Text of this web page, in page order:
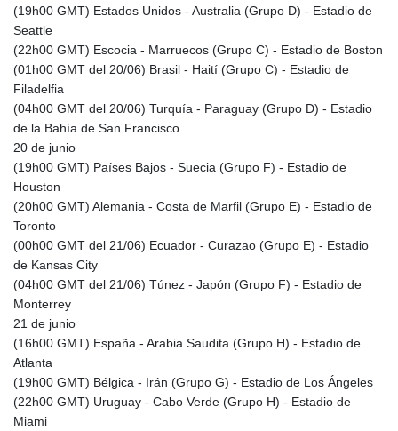
RSD 117.32364
RWF 1695.78791
SAR 4.324641
SCR 16.957784
SGD 1.477431
SOS 659.750917
STD
STN 24.505606
THB 38.130617
TMT 4.038491
TND 3.385657
(19h00 GMT) Estados Unidos - Australia (Grupo D) - Estadio de
Seattle
(22h00 GMT) Escocia - Marruecos (Grupo C) - Estadio de Boston
(01h00 GMT del 20/06) Brasil - Haití (Grupo C) - Estadio de
Filadelfia
(04h00 GMT del 20/06) Turquía - Paraguay (Grupo D) - Estadio
de la Bahía de San Francisco
20 de junio
(19h00 GMT) Países Bajos - Suecia (Grupo F) - Estadio de
Houston
(20h00 GMT) Alemania - Costa de Marfil (Grupo E) - Estadio de
Toronto
(00h00 GMT del 21/06) Ecuador - Curazao (Grupo E) - Estadio
de Kansas City
(04h00 GMT del 21/06) Túnez - Japón (Grupo F) - Estadio de
Monterrey
21 de junio
(16h00 GMT) España - Arabia Saudita (Grupo H) - Estadio de
Atlanta
(19h00 GMT) Bélgica - Irán (Grupo G) - Estadio de Los Ángeles
(22h00 GMT) Uruguay - Cabo Verde (Grupo H) - Estadio de
Miami